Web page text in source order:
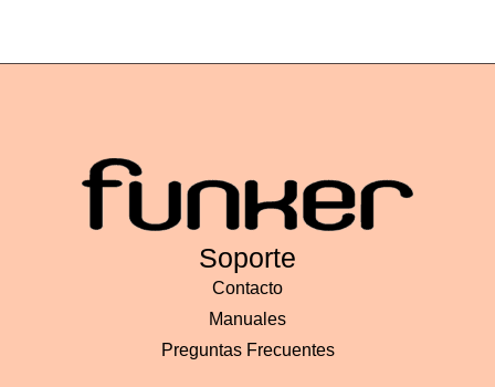
Soporte
Contacto
Manuales
Preguntas Frecuentes